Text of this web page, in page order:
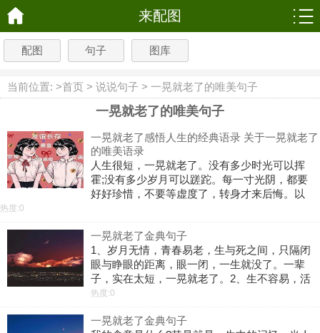
来配图
配图 句子 图库
当前位置: >首页 > 说说句子 > 一晃就老了的唯美句子
一晃就老了的唯美句子
一晃就老了感悟人生的经典语录 关于一晃就老了
的唯美语录
人生很短，一晃就老了。没有多少时光可以挥
霍;没有多少岁月可以蹉跎。每一寸光阴，都要
好好珍惜，不要等虚度了，转身才来后悔。以
来看看吧! 1、不知不觉，时间过得很
热度:0
一晃就老了金典句子
1、岁月无情，青春易老，生与死之间，只隔闭
眼与睁眼的距离，眼一闭，一生就没了。一辈
子，实在太短，一晃就老了。2、生不容易，活
不容易，生活就要随意，今生为人，就要好好
比活着更重要。3、夜晚的流星，闪烁
热度:0
一晃就老了金典句子